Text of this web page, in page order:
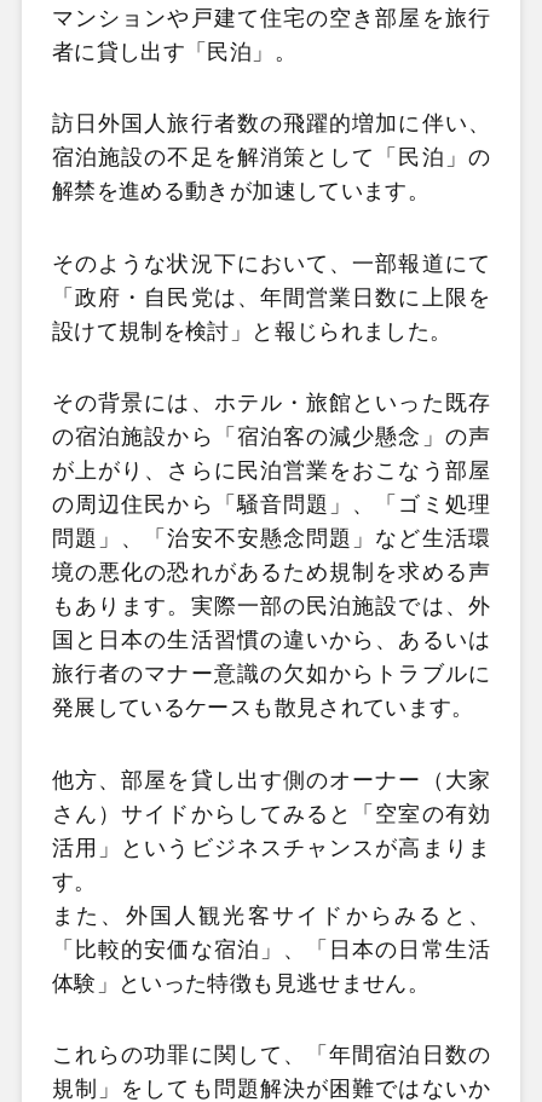
マンションや戸建て住宅の空き部屋を旅行
者に貸し出す「民泊」。
訪日外国人旅行者数の飛躍的増加に伴い、
宿泊施設の不足を解消策として「民泊」の
解禁を進める動きが加速しています。
そのような状況下において、一部報道にて
「政府・自民党は、年間営業日数に上限を
設けて規制を検討」と報じられました。
その背景には、ホテル・旅館といった既存
の宿泊施設から「宿泊客の減少懸念」の声
が上がり、さらに民泊営業をおこなう部屋
の周辺住民から「騒音問題」、「ゴミ処理
問題」、「治安不安懸念問題」など生活環
境の悪化の恐れがあるため規制を求める声
もあります。実際一部の民泊施設では、外
国と日本の生活習慣の違いから、あるいは
旅行者のマナー意識の欠如からトラブルに
発展しているケースも散見されています。
他方、部屋を貸し出す側のオーナー（大家
さん）サイドからしてみると「空室の有効
活用」というビジネスチャンスが高まりま
す。
また、外国人観光客サイドからみると、
「比較的安価な宿泊」、「日本の日常生活
体験」といった特徴も見逃せません。
これらの功罪に関して、「年間宿泊日数の
規制」をしても問題解決が困難ではないか